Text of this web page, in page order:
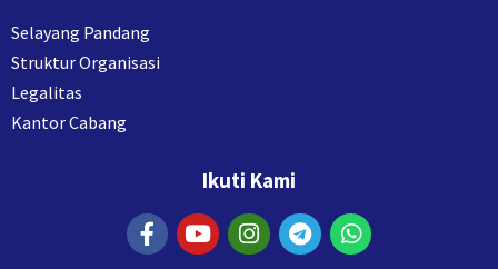
Selayang Pandang
Struktur Organisasi
Legalitas
Kantor Cabang
Ikuti Kami